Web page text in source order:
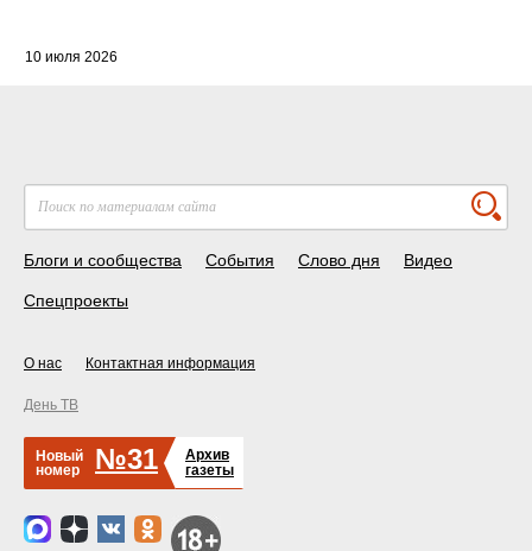
10 июля 2026
Блоги и сообщества События Слово дня Видео
Спецпроекты
О нас Контактная информация
День ТВ
Новый
номер
№31
Архив
газеты